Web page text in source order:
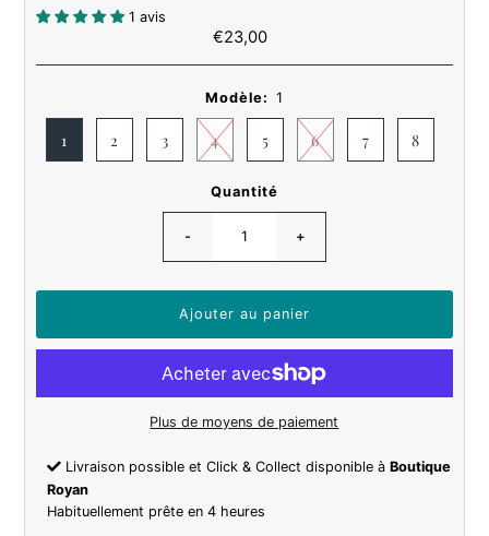
1 avis
Prix
€23,00
Modèle: 1
1 2 3 4 5 6 7 8
Quantité
- +
Plus de moyens de paiement
Livraison possible et Click & Collect disponible àBoutique
Royan
Habituellement prête en 4 heures